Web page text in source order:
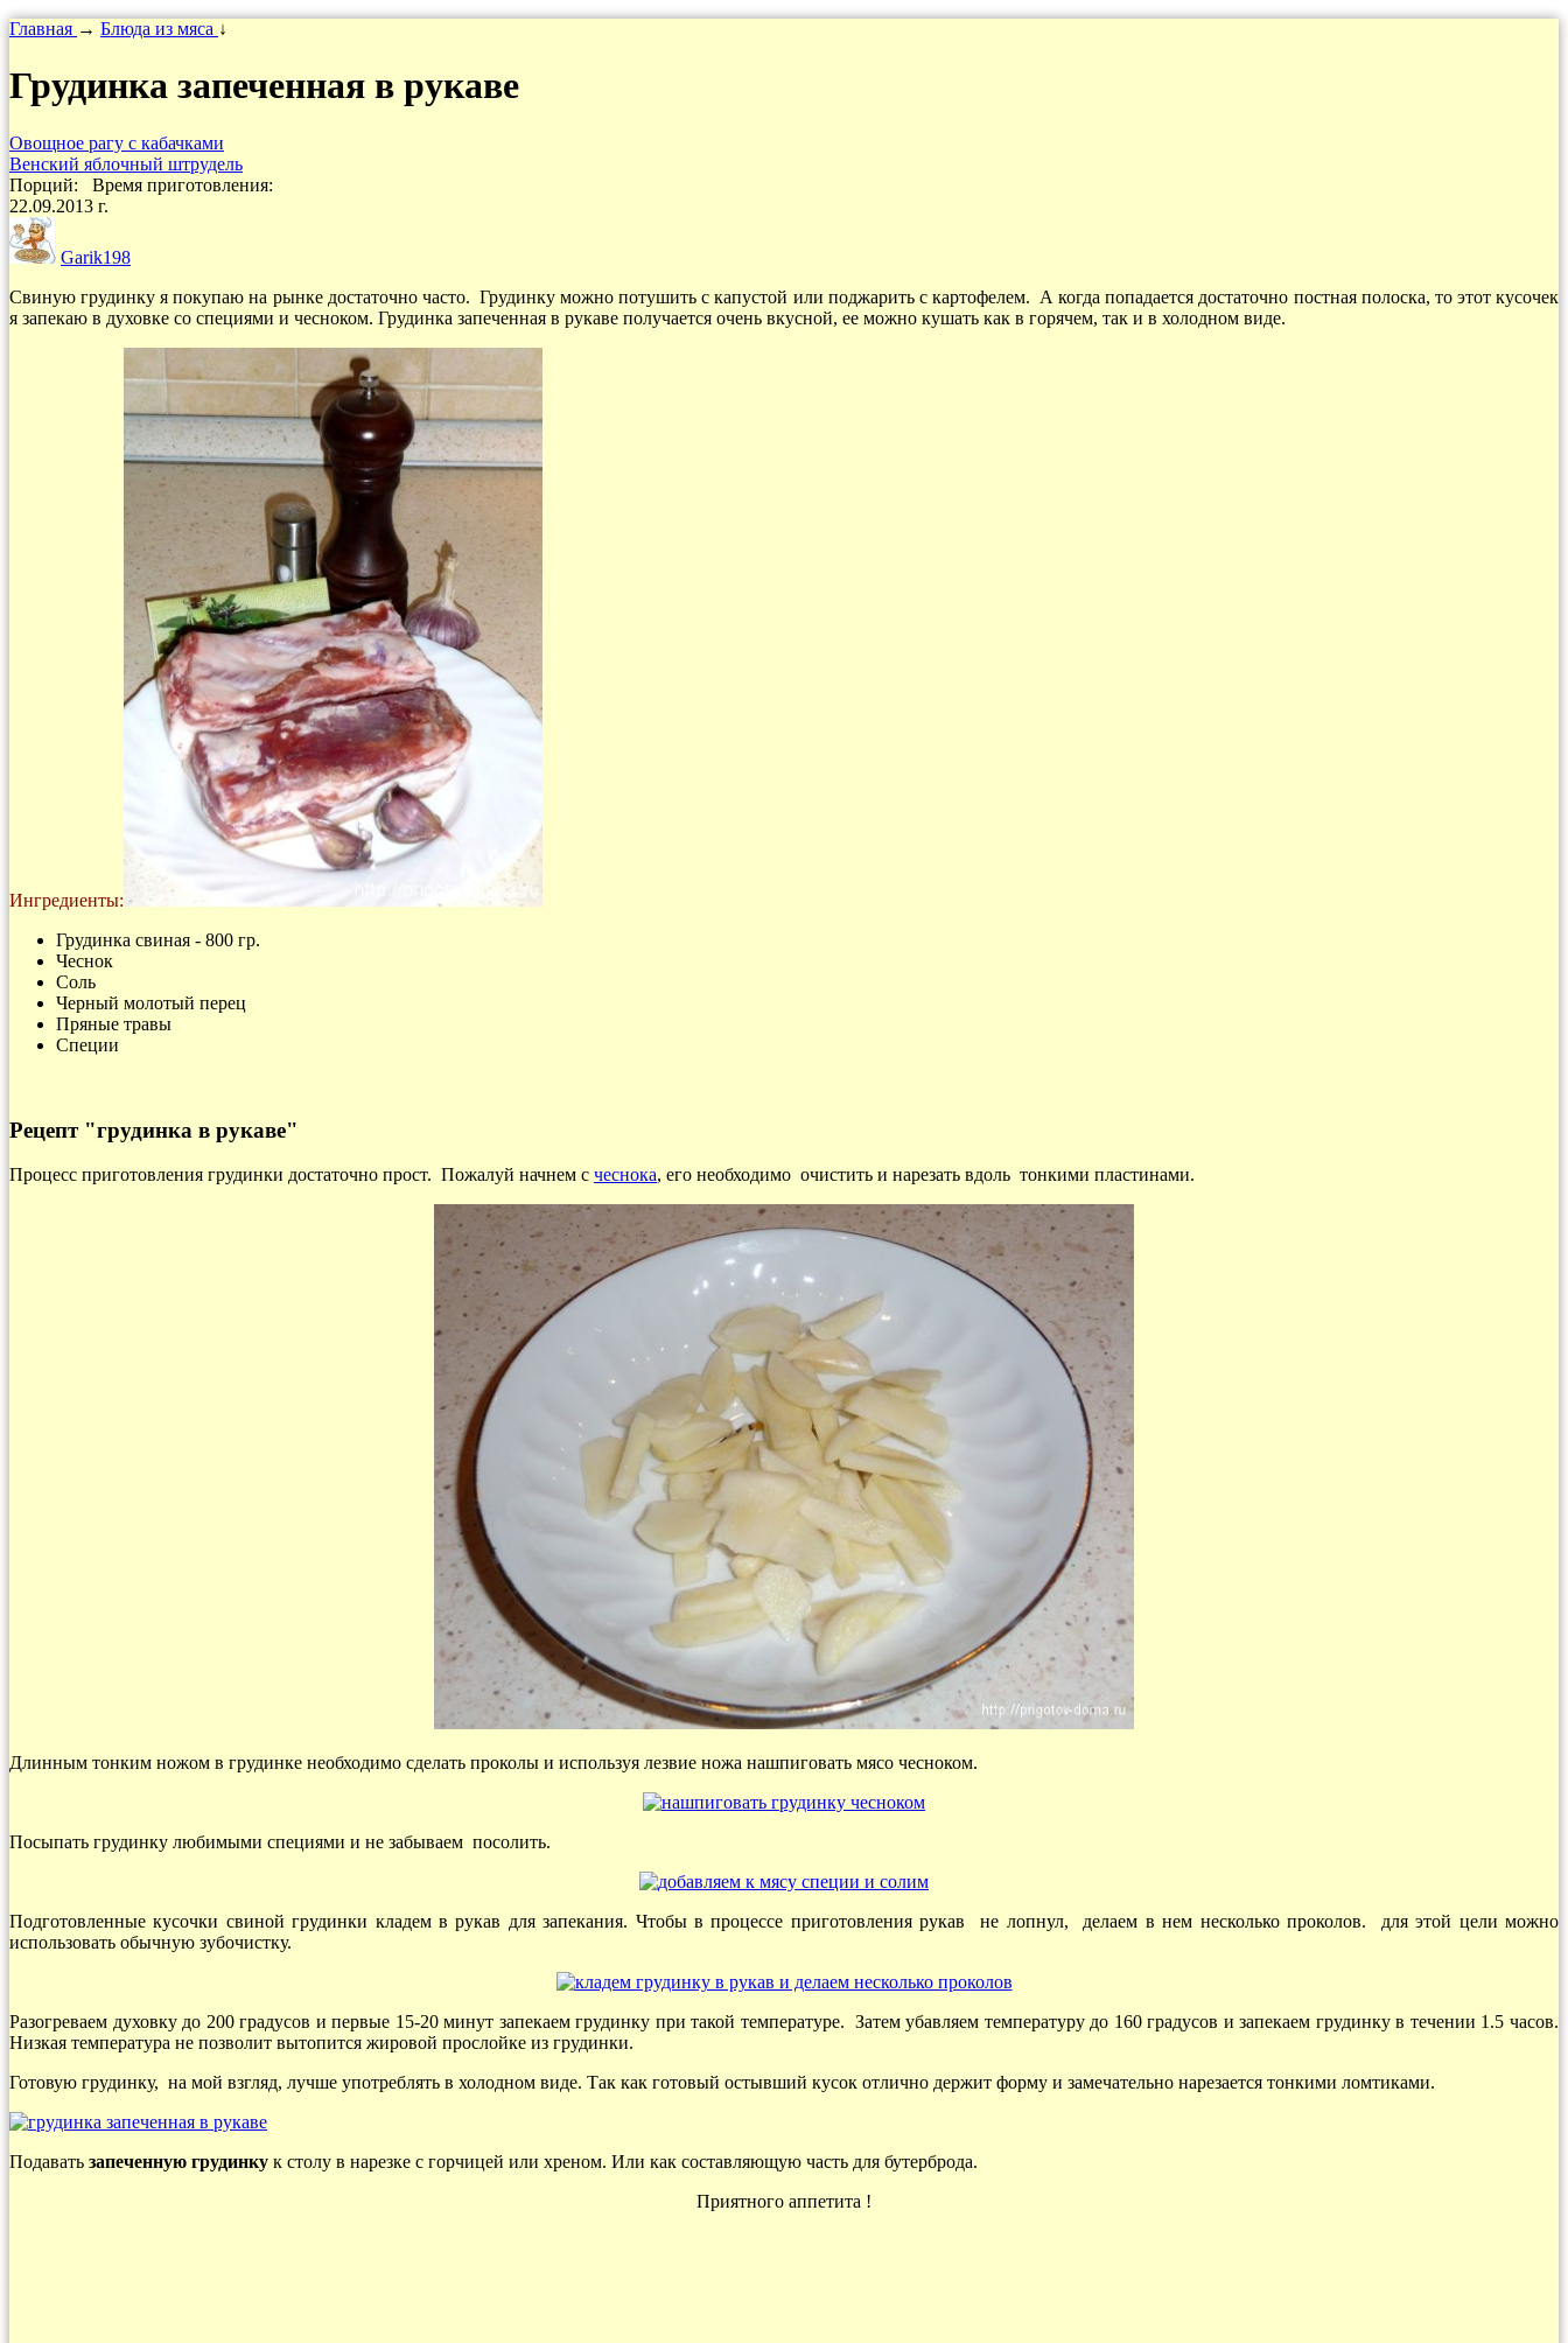
Главная → Блюда из мяса ↓
Грудинка запеченная в рукаве
Овощное рагу с кабачками
Венский яблочный штрудель
Порций: Время приготовления:
22.09.2013 г.
Garik198
Свиную грудинку я покупаю на рынке достаточно часто. Грудинку можно потушить с капустой или поджарить с картофелем. А когда попадается достаточно постная полоска, то этот кусочек
я запекаю в духовке со специями и чесноком. Грудинка запеченная в рукаве получается очень вкусной, ее можно кушать как в горячем, так и в холодном виде.
Ингредиенты:
Грудинка свиная - 800 гр.
Чеснок
Соль
Черный молотый перец
Пряные травы
Специи
Рецепт "грудинка в рукаве"
Процесс приготовления грудинки достаточно прост. Пожалуй начнем с чеснока, его необходимо очистить и нарезать вдоль тонкими пластинами.
Длинным тонким ножом в грудинке необходимо сделать проколы и используя лезвие ножа нашпиговать мясо чесноком.
Посыпать грудинку любимыми специями и не забываем посолить.
Подготовленные кусочки свиной грудинки кладем в рукав для запекания. Чтобы в процессе приготовления рукав не лопнул, делаем в нем несколько проколов. для этой цели можно
использовать обычную зубочистку.
Разогреваем духовку до 200 градусов и первые 15-20 минут запекаем грудинку при такой температуре. Затем убавляем температуру до 160 градусов и запекаем грудинку в течении 1.5 часов.
Низкая температура не позволит вытопится жировой прослойке из грудинки.
Готовую грудинку, на мой взгляд, лучше употреблять в холодном виде. Так как готовый остывший кусок отлично держит форму и замечательно нарезается тонкими ломтиками.
Подавать запеченную грудинку к столу в нарезке с горчицей или хреном. Или как составляющую часть для бутерброда.
Приятного аппетита !